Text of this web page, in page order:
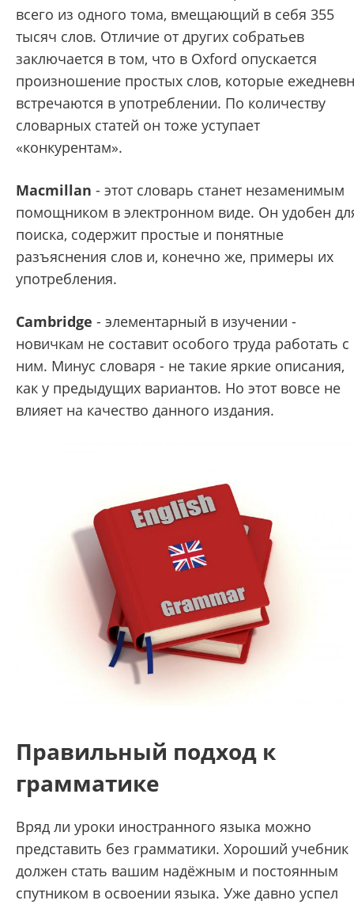
всего из одного тома, вмещающий в себя 355
тысяч слов. Отличие от других собратьев
заключается в том, что в Oxford опускается
произношение простых слов, которые
встречаются в употреблении. По количеству
словарных статей он тоже уступает
«конкурентам».
Macmillan - этот словарь станет незаменимым
помощником в электронном виде. Он удобен
поиска, содержит простые и понятные
разъяснения слов и, конечно же, примеры их
употребления.
Cambridge - элементарный в изучении -
новичкам не составит особого труда работать с
ним. Минус словаря - не такие яркие описания,
как у предыдущих вариантов. Но этот вовсе не
влияет на качество данного издания.
Правильный подход к
грамматике
Вряд ли уроки иностранного языка можно
представить без грамматики. Хороший учебник
должен стать вашим надёжным и постоянным
спутником в освоении языка. Уже давно успел